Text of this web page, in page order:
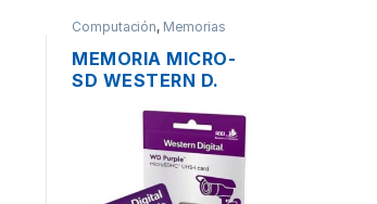
Computación, Memorias
MEMORIA MICRO-
SD WESTERN D.
85AEL0 DE 32GB